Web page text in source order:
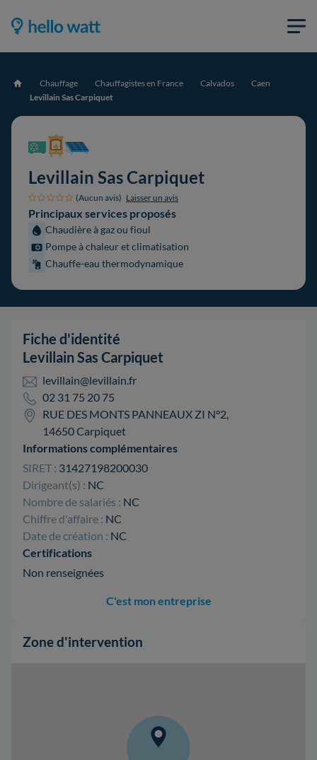
Accueil Chauffage Chauffagistes en France Calvados
Caen
Levillain Sas Carpiquet
Levillain Sas Carpiquet
(Aucun avis) Laisser un avis
Principaux services proposés
Chaudière à gaz ou fioul
Pompe à chaleur et climatisation
Chauffe-eau thermodynamique
Fiche d'identité
Levillain Sas Carpiquet
levillain@levillain.fr
02 31 75 20 75
RUE DES MONTS PANNEAUX ZI N°2,
14650 Carpiquet
Informations complémentaires
SIRET : 31427198200030
Dirigeant(s) : NC
Nombre de salariés : NC
Chiffre d'affaire : NC
Date de création : NC
Certifications
Non renseignées
C'est mon entreprise
Zone d'intervention